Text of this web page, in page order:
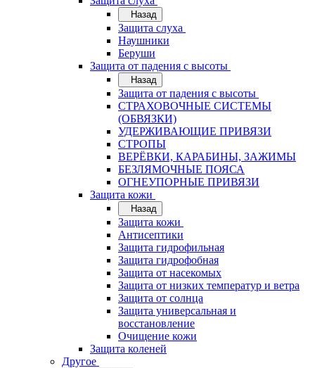
Назад
Защита слуха
Наушники
Беруши
Защита от падения с высоты
Назад
Защита от падения с высоты
СТРАХОВОЧНЫЕ СИСТЕМЫ
(ОБВЯЗКИ)
УДЕРЖИВАЮЩИЕ ПРИВЯЗИ
СТРОПЫ
ВЕРЁВКИ, КАРАБИНЫ, ЗАЖИМЫ
БЕЗЛЯМОЧНЫЕ ПОЯСА
ОГНЕУПОРНЫЕ ПРИВЯЗИ
Защита кожи
Назад
Защита кожи
Антисептики
Защита гидрофильная
Защита гидрофобная
Защита от насекомых
Защита от низких температур и ветра
Защита от солнца
Защита универсальная и
восстановление
Очищение кожи
Защита коленей
Другое